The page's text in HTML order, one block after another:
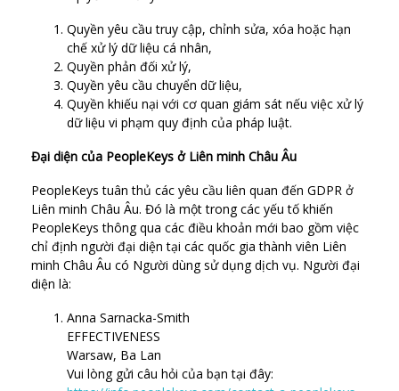
Quyền yêu cầu truy cập, chỉnh sửa, xóa hoặc hạn
chế xử lý dữ liệu cá nhân,
Quyền phản đối xử lý,
Quyền yêu cầu chuyển dữ liệu,
Quyền khiếu nại với cơ quan giám sát nếu việc xử lý
dữ liệu vi phạm quy định của pháp luật.
Đại diện của PeopleKeys ở Liên minh Châu Âu
PeopleKeys tuân thủ các yêu cầu liên quan đến GDPR ở
Liên minh Châu Âu. Đó là một trong các yếu tố khiến
PeopleKeys thông qua các điều khoản mới bao gồm việc
chỉ định người đại diện tại các quốc gia thành viên Liên
minh Châu Âu có Người dùng sử dụng dịch vụ. Người đại
diện là:
Anna Sarnacka-Smith
EFFECTIVENESS
Warsaw, Ba Lan
Vui lòng gửi câu hỏi của bạn tại đây: